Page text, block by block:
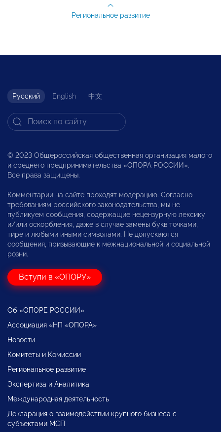
Региональное развитие
Русский English 中文
© 2023 Общероссийская общественная организация малого
и среднего предпринимательства «ОПОРА РОССИИ».
Все права защищены.
Комментарии на сайте проходят модерацию. Согласно
требованиям российского законодательства, мы не
публикуем сообщения, содержащие нецензурную лексику
и/или оскорбления, даже в случае замены букв точками,
тире и любыми иными символами. Не допускаются
сообщения, призывающие к межнациональной и социальной
розни.
Вступи в «ОПОРУ»
Об «ОПОРЕ РОССИИ»
Ассоциация «НП «ОПОРА»
Новости
Комитеты и Комиссии
Региональное развитие
Экспертиза и Аналитика
Международная деятельность
Декларация о взаимодействии крупного бизнеса с
субъектами МСП